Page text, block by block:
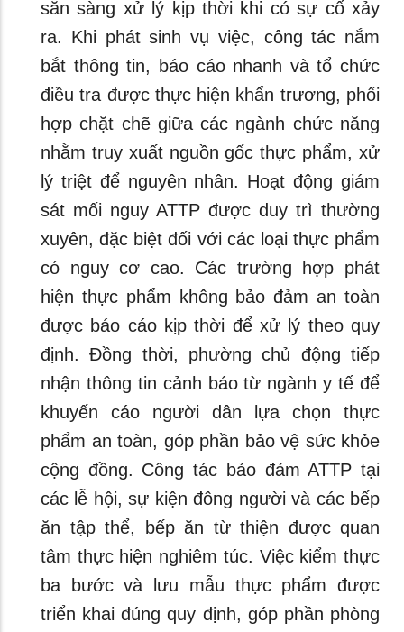
sẵn sàng xử lý kịp thời khi có sự cố xảy
ra. Khi phát sinh vụ việc, công tác nắm
bắt thông tin, báo cáo nhanh và tổ chức
điều tra được thực hiện khẩn trương, phối
hợp chặt chẽ giữa các ngành chức năng
nhằm truy xuất nguồn gốc thực phẩm, xử
lý triệt để nguyên nhân. Hoạt động giám
sát mối nguy ATTP được duy trì thường
xuyên, đặc biệt đối với các loại thực phẩm
có nguy cơ cao. Các trường hợp phát
hiện thực phẩm không bảo đảm an toàn
được báo cáo kịp thời để xử lý theo quy
định. Đồng thời, phường chủ động tiếp
nhận thông tin cảnh báo từ ngành y tế để
khuyến cáo người dân lựa chọn thực
phẩm an toàn, góp phần bảo vệ sức khỏe
cộng đồng. Công tác bảo đảm ATTP tại
các lễ hội, sự kiện đông người và các bếp
ăn tập thể, bếp ăn từ thiện được quan
tâm thực hiện nghiêm túc. Việc kiểm thực
ba bước và lưu mẫu thực phẩm được
triển khai đúng quy định, góp phần phòng